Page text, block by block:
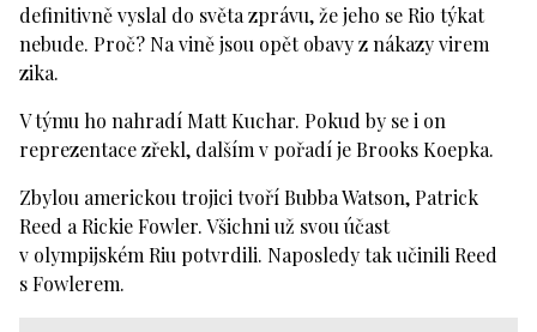
definitivně vyslal do světa zprávu, že jeho se Rio týkat
nebude. Proč? Na vině jsou opět obavy z nákazy virem
zika.
V týmu ho nahradí Matt Kuchar. Pokud by se i on
reprezentace zřekl, dalším v pořadí je Brooks Koepka.
Zbylou americkou trojici tvoří Bubba Watson, Patrick
Reed a Rickie Fowler. Všichni už svou účast
v olympijském Riu potvrdili. Naposledy tak učinili Reed
s Fowlerem.